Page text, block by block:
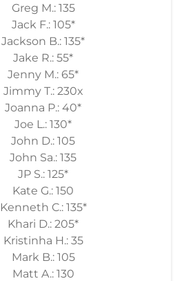
Greg M.: 135
Jack F.: 105*
Jackson B.: 135*
Jake R.: 55*
Jenny M.: 65*
Jimmy T.: 230x
Joanna P.: 40*
Joe L.: 130*
John D.: 105
John Sa.: 135
JP S.: 125*
Kate G.: 150
Kenneth C.: 135*
Khari D.: 205*
Kristinha H.: 35
Mark B.: 105
Matt A.: 130